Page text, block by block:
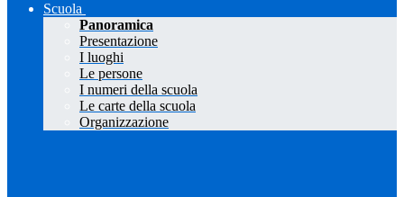
Scuola
Panoramica
Presentazione
I luoghi
Le persone
I numeri della scuola
Le carte della scuola
Organizzazione